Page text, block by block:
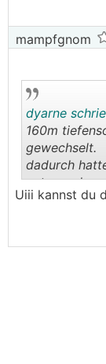
mampfgnom
dyarne
160m
gewechselt.
dadurch
unter
stellen
Uiii kannst du